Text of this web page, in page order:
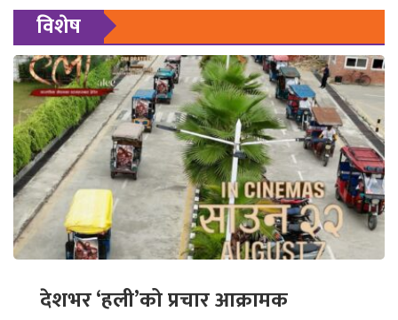
विशेष
देशभर ‘हली’को प्रचार आक्रामक